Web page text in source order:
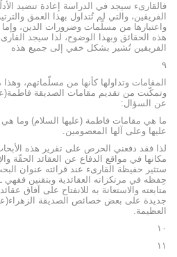
فالقارىء سيجد في الدراسة إعادة تنضيد
الفريقين، والتي لم تُتداول بهذا العمق
واعتبارها من مسلّمات وضرورات الدين،
هذه الحقائق وبهذا الوضوح، لذا سيجد
الفريقين تُشير بشكل خفي إلى جميع هذه
٩
المقامات وتداولها كأنها من مسلّماتهم،
وتمكّنت من تقديم مقامات الصديقة
عن السؤال:
ما هي مقامات فاطمة (عليها السلام) وما هي
عليها وعلى آلها المعصومين.
لذا فقد دفعني الحرص على تقرير هذه
مكانها في مواقع الدفاع عن العقائد الحقّة
ستثير حفيظة القارىء عند قرائته عنوان
حِفظه في مرتكزاته العقائدية وبتقنين
متابعته والاستعانة به للانفتاح على آفاق
جديدة على بعض خصائص الصديقة
العظيمة.
١٠
١١